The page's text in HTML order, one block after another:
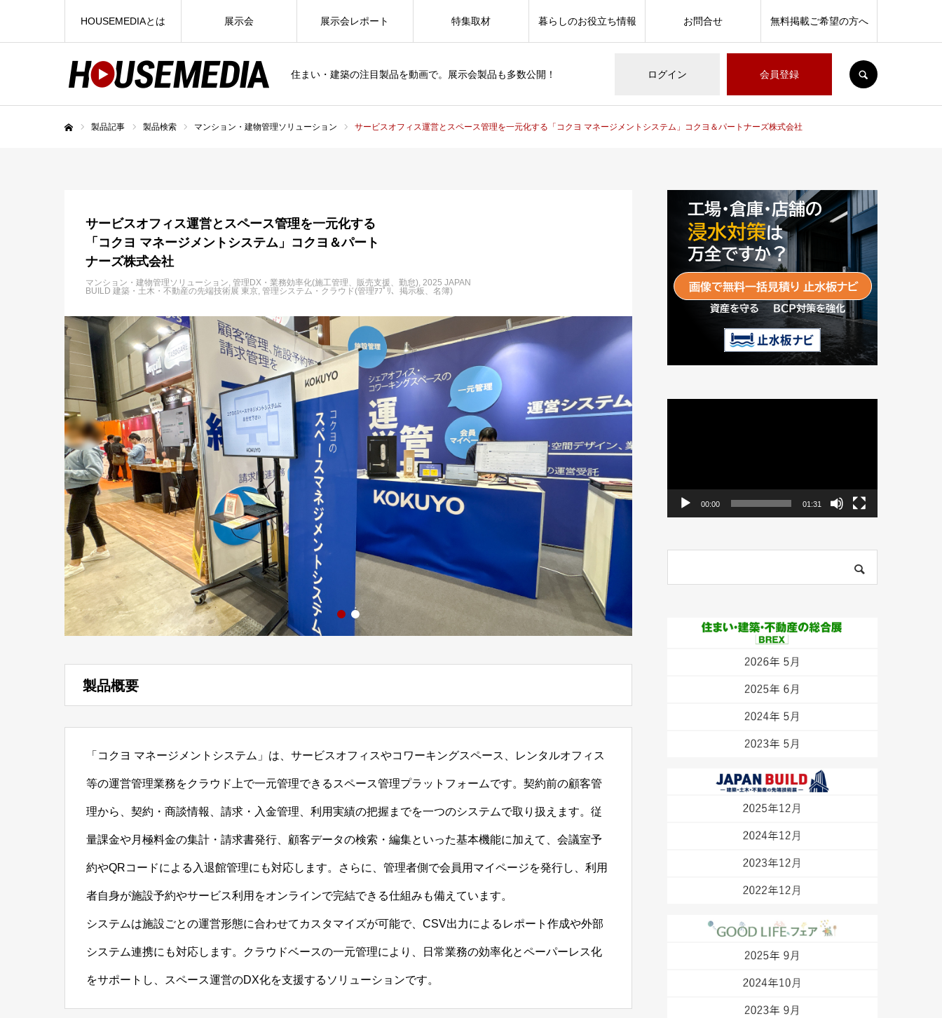
住まい・建築の注目製品を動画で。展示会製品も多数公開！ ログイン 会員登録
HOUSEMEDIAとは 展示会 展示会レポート 特集取材 暮らしのお役立ち情報 お問合せ 無料掲載ご希望の方へ
製品記事 製品検索 マンション・建物管理ソリューション サービスオフィス運営とスペース管理を一元化する「コクヨ マネージメントシステム」コクヨ＆パートナーズ株式会社
サービスオフィス運営とスペース管理を一元化する
「コクヨ マネージメントシステム」コクヨ＆パート
ナーズ株式会社
マンション・建物管理ソリューション 管理DX・業務効率化(施工管理、販売支援、勤怠) 2025 JAPAN
BUILD 建築・土木・不動産の先端技術展 東京 管理システム・クラウド(管理ｱﾌﾟﾘ、掲示板、名簿)
製品概要
「コクヨ マネージメントシステム」は、サービスオフィスやコワーキングスペース、レンタルオフィス
等の運営管理業務をクラウド上で一元管理できるスペース管理プラットフォームです。契約前の顧客管
理から、契約・商談情報、請求・入金管理、利用実績の把握までを一つのシステムで取り扱えます。従
量課金や月極料金の集計・請求書発行、顧客データの検索・編集といった基本機能に加えて、会議室予
約やQRコードによる入退館管理にも対応します。さらに、管理者側で会員用マイページを発行し、利用
者自身が施設予約やサービス利用をオンラインで完結できる仕組みも備えています。
システムは施設ごとの運営形態に合わせてカスタマイズが可能で、CSV出力によるレポート作成や外部
システム連携にも対応します。クラウドベースの一元管理により、日常業務の効率化とペーパーレス化
をサポートし、スペース運営のDX化を支援するソリューションです。
00:00 01:31